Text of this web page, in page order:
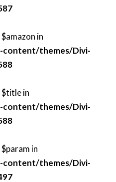
in
themes/Divi-
$title in
themes/Divi-
in
themes/Divi-